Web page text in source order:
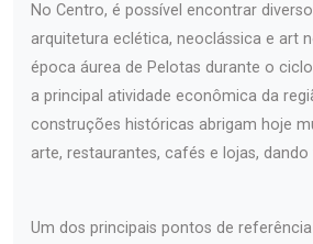
No Centro, é possível encontrar
arquitetura eclética, neoclássica e art
época áurea de Pelotas durante o
a principal atividade econômica da
construções históricas abrigam hoje
arte, restaurantes, cafés e lojas, dando
Um dos principais pontos de